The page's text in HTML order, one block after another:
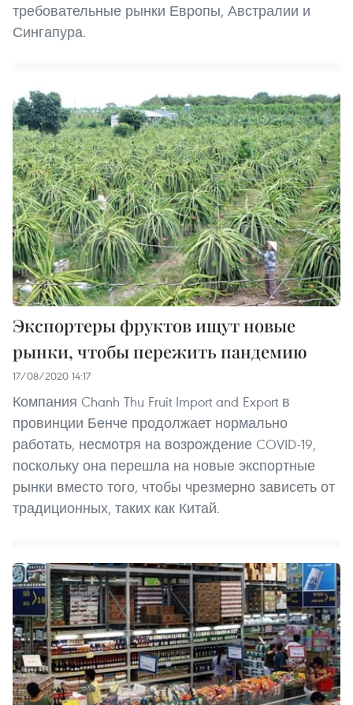
требовательные рынки Европы, Австралии и
Сингапура.
Экспортеры фруктов ищут новые
рынки, чтобы пережить пандемию
17/08/2020 14:17
Компания Chanh Thu Fruit Import and Export в
провинции Бенче продолжает нормально
работать, несмотря на возрождение COVID-19,
поскольку она перешла на новые экспортные
рынки вместо того, чтобы чрезмерно зависеть от
традиционных, таких как Китай.